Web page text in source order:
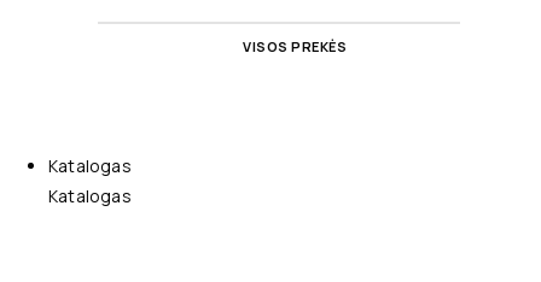
VISOS PREKĖS
Katalogas
Katalogas